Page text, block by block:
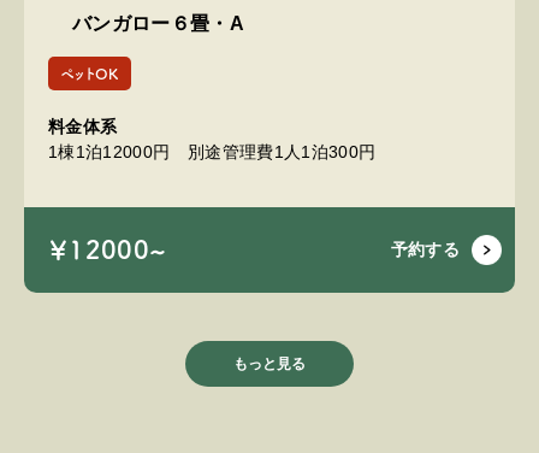
バンガロー６畳・A
ペットOK
料金体系
1棟1泊12000円 別途管理費1人1泊300円
￥12000~ 予約する
もっと見る